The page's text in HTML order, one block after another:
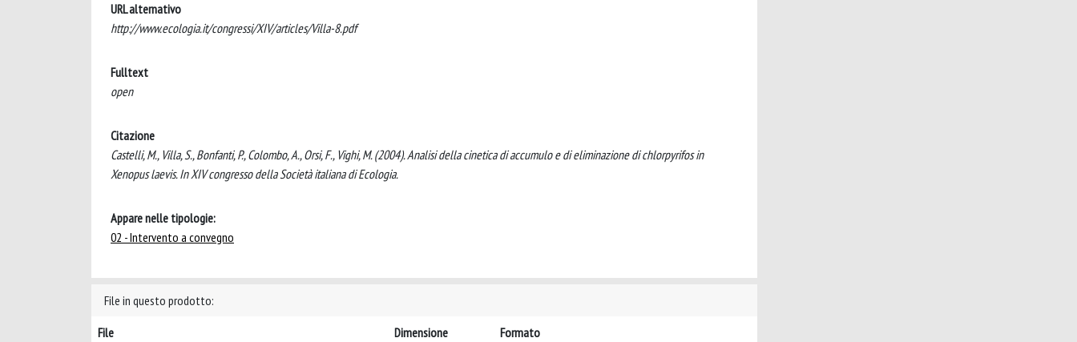
URL alternativo
http://www.ecologia.it/congressi/XIV/articles/Villa-8.pdf
Fulltext
open
Citazione
Castelli, M., Villa, S., Bonfanti, P., Colombo, A., Orsi, F., Vighi, M. (2004). Analisi della cinetica di accumulo e di eliminazione di chlorpyrifos in
Xenopus laevis. In XIV congresso della Società italiana di Ecologia.
Appare nelle tipologie:
02 - Intervento a convegno
File in questo prodotto:
File
Dimensione Formato